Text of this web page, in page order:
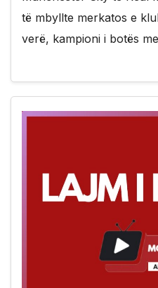
të mbyllte merkatos e
verë, kampioni i botës